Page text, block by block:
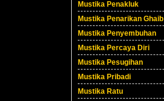
Mustika Penakluk
Mustika Penarikan Ghaib
Mustika Penyembuhan
Mustika Percaya Diri
Mustika Pesugihan
Mustika Pribadi
Mustika Ratu